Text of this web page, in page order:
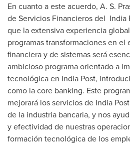
En cuanto a este acuerdo, A. S.
de Servicios Financieros del India
que la extensiva experiencia
programas transformaciones en
financiera y de sistemas será
ambicioso programa orientado a
tecnológica en India Post,
como la core banking. Este
mejorará los servicios de India Post
de la industria bancaria, y nos
y efectividad de nuestras
formación tecnológica de los